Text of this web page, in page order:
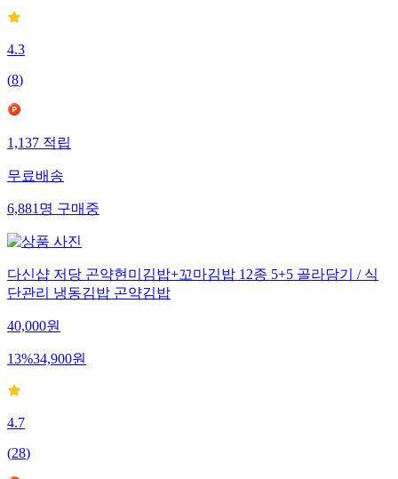
4.3
(8)
1,137적립
무료배송
6,881명구매중
다신샵 저당 곤약현미김밥+꼬마김밥 12종 5+5 골라담기 / 식
단관리 냉동김밥 곤약김밥
40,000원
13%34,900원
4.7
(28)